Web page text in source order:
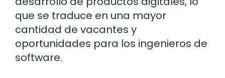
que se traduce en una mayor
cantidad de vacantes y
oportunidades para los ingenieros de
software.